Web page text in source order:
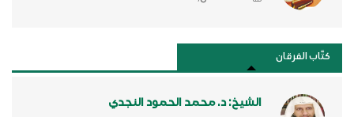
كتَّاب الفرقان
الشيخ: د. محمد الحمود النجدي